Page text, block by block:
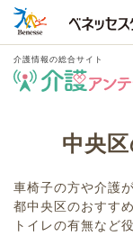
介護情報の総合サイト
中央
車椅子の方や介護
都中央区のおすす
トイレの有無など